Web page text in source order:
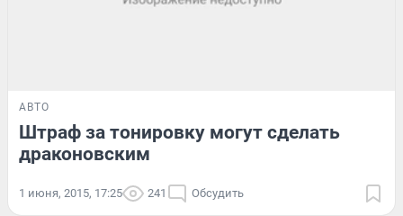
АВТО
Штраф за тонировку могут сделать
драконовским
1 июня, 2015, 17:25 241 Обсудить